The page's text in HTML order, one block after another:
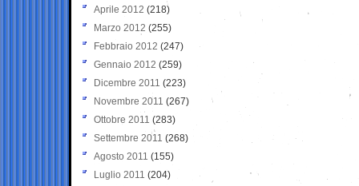
Aprile 2012 (218)
Marzo 2012 (255)
Febbraio 2012 (247)
Gennaio 2012 (259)
Dicembre 2011 (223)
Novembre 2011 (267)
Ottobre 2011 (283)
Settembre 2011 (268)
Agosto 2011 (155)
Luglio 2011 (204)